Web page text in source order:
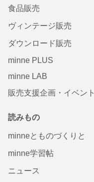
食品販売
ヴィンテージ販売
ダウンロード販売
minne PLUS
minne LAB
販売支援企画・イベント
読みもの
minneとものづくりと
minne学習帖
ニュース